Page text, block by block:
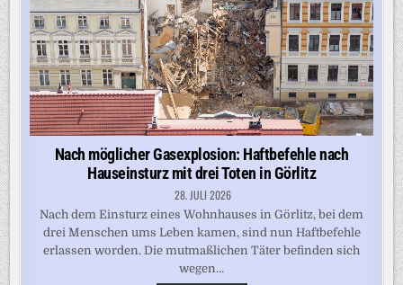
Nach möglicher Gasexplosion: Haftbefehle nach
Hauseinsturz mit drei Toten in Görlitz
28. JULI 2026
Nach dem Einsturz eines Wohnhauses in Görlitz, bei dem
drei Menschen ums Leben kamen, sind nun Haftbefehle
erlassen worden. Die mutmaßlichen Täter befinden sich
wegen…